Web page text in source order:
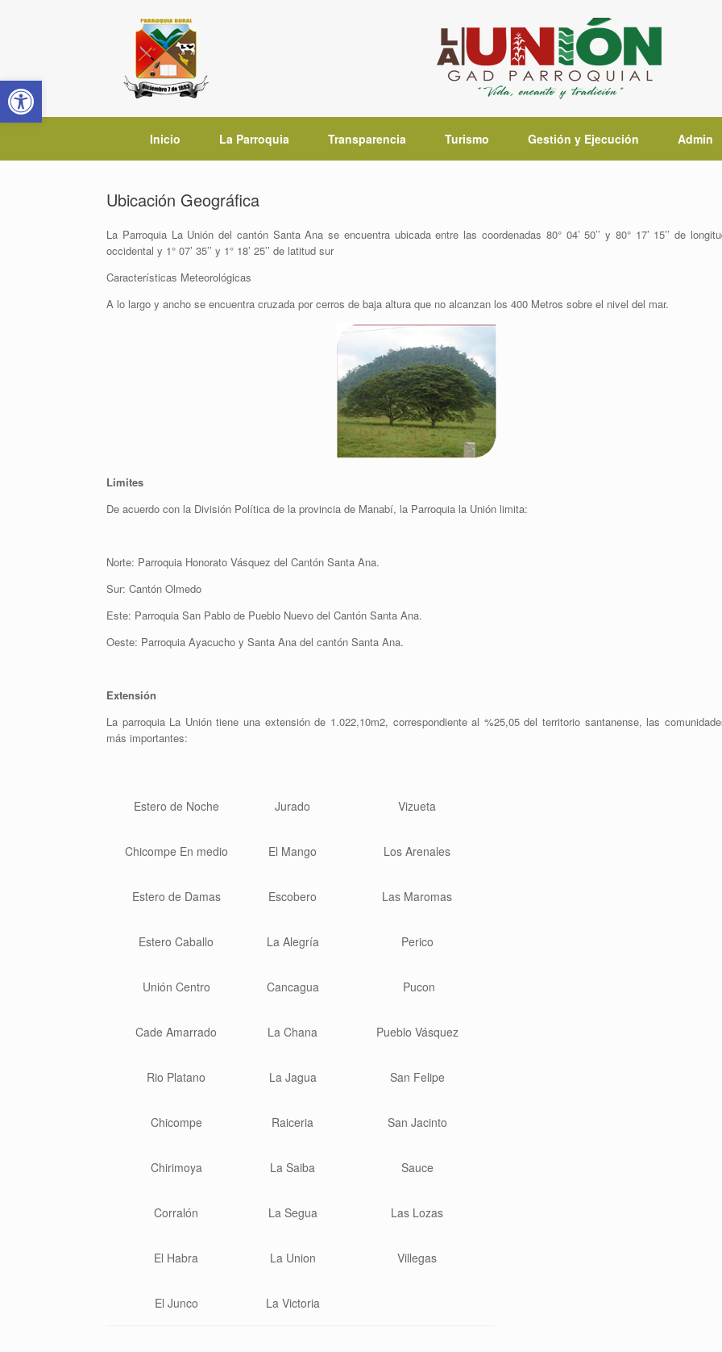
Abrir barra de herramientas
Inicio La Parroquia Transparencia Turismo Gestión y Ejecución Admin
Ubicación Geográfica
La Parroquia La Unión del cantón Santa Ana se encuentra ubicada entre las coordenadas 80° 04’ 50’’ y 80° 17’ 15’’ de
occidental y 1° 07’ 35’’ y 1° 18’ 25’’ de latitud sur
Características Meteorológicas
A lo largo y ancho se encuentra cruzada por cerros de baja altura que no alcanzan los 400 Metros sobre el nivel del mar.
Limites
De acuerdo con la División Política de la provincia de Manabí, la Parroquia la Unión limita:
Norte: Parroquia Honorato Vásquez del Cantón Santa Ana.
Sur: Cantón Olmedo
Este: Parroquia San Pablo de Pueblo Nuevo del Cantón Santa Ana.
Oeste: Parroquia Ayacucho y Santa Ana del cantón Santa Ana.
Extensión
La parroquia La Unión tiene una extensión de 1.022,10m2, correspondiente al %25,05 del territorio santanense, las
más importantes:
Estero de Noche Jurado Vizueta
Chicompe En medio El Mango Los Arenales
Estero de Damas Escobero Las Maromas
Estero Caballo La Alegría Perico
Unión Centro Cancagua Pucon
Cade Amarrado La Chana Pueblo Vásquez
Rio Platano La Jagua San Felipe
Chicompe Raiceria San Jacinto
Chirimoya La Saiba Sauce
Corralón La Segua Las Lozas
El Habra La Union Villegas
El Junco La Victoria